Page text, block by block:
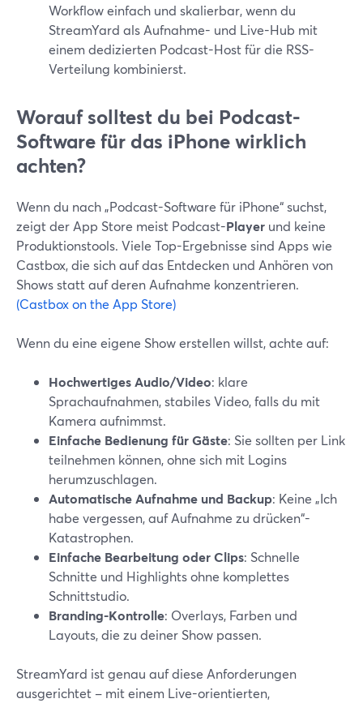
Workflow einfach und skalierbar, wenn du
StreamYard als Aufnahme- und Live-Hub mit
einem dedizierten Podcast-Host für die RSS-
Verteilung kombinierst.
Worauf solltest du bei Podcast-
Software für das iPhone wirklich
achten?
Wenn du nach „Podcast-Software für iPhone“ suchst,
zeigt der App Store meist Podcast-Player und keine
Produktionstools. Viele Top-Ergebnisse sind Apps wie
Castbox, die sich auf das Entdecken und Anhören von
Shows statt auf deren Aufnahme konzentrieren.
(Castbox on the App Store)
Wenn du eine eigene Show erstellen willst, achte auf:
Hochwertiges Audio/Video: klare
Sprachaufnahmen, stabiles Video, falls du mit
Kamera aufnimmst.
Einfache Bedienung für Gäste: Sie sollten per Link
teilnehmen können, ohne sich mit Logins
herumzuschlagen.
Automatische Aufnahme und Backup: Keine „Ich
habe vergessen, auf Aufnahme zu drücken“-
Katastrophen.
Einfache Bearbeitung oder Clips: Schnelle
Schnitte und Highlights ohne komplettes
Schnittstudio.
Branding-Kontrolle: Overlays, Farben und
Layouts, die zu deiner Show passen.
StreamYard ist genau auf diese Anforderungen
ausgerichtet – mit einem Live-orientierten,